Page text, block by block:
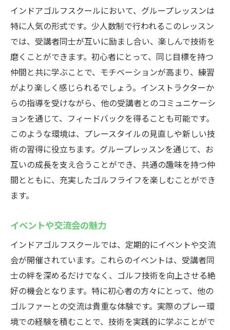
インドアゴルフスクールにおいて、グループレッスンは
特に人気の形式です。少人数制で行われるこのレッスン
では、受講者同士が互いに励まし合い、楽しんで技術を
磨くことができます。初心者にとって、同じ目標を持つ
仲間と共に学ぶことで、モチベーションが高まり、練習
がより楽しく感じられるでしょう。インストラクターか
らの指導を受けながら、他の受講者とのコミュニケーシ
ョンを通じて、フィードバックを得ることも可能です。
このような環境は、プレースタイルの見直しや新しい技
術の習得に役立ちます。グループレッスンを通じて、お
互いの成長を支え合うことができ、共通の趣味を持つ仲
間とともに、充実したゴルフライフを楽しむことができ
ます。
イベントや交流会の魅力
インドアゴルフスクールでは、定期的にイベントや交流
会が開催されています。これらのイベントは、受講者同
士の絆を深めるだけでなく、ゴルフ技術を向上させる絶
好の機会となります。特に初心者の方々にとって、他の
ゴルファーとの交流は貴重な体験です。実際のプレー環
境での経験を積むことで、技術を実践的に学ぶことがで